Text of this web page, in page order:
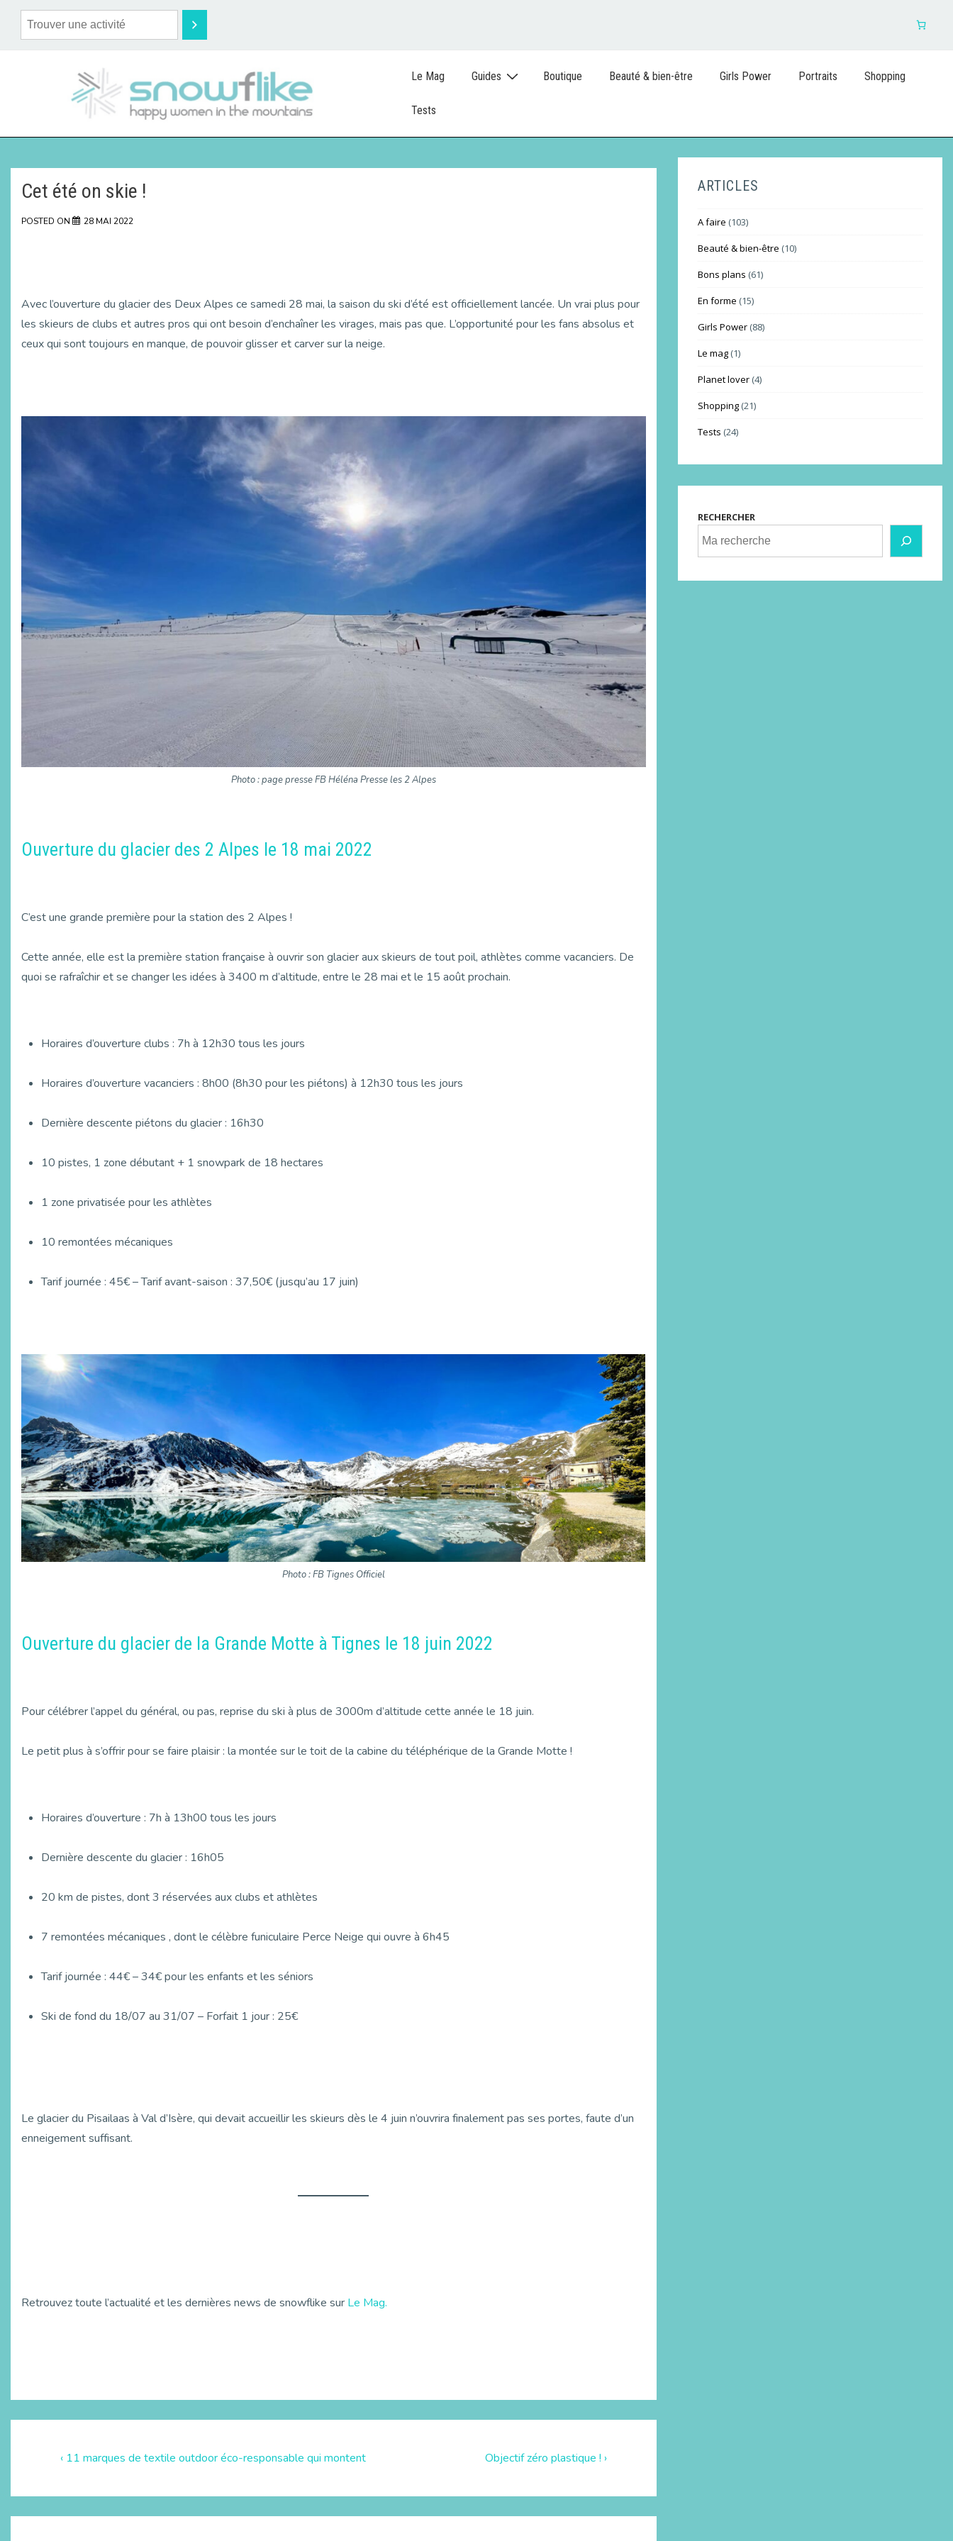
Le Mag Guides Boutique Beauté & bien-être Girls Power Portraits Shopping
Tests
Cet été on skie !
POSTED ON 28 MAI 2022
Avec l’ouverture du glacier des Deux Alpes ce samedi 28 mai, la saison du ski d’été est officiellement lancée. Un vrai plus pour
les skieurs de clubs et autres pros qui ont besoin d’enchaîner les virages, mais pas que. L’opportunité pour les fans absolus et
ceux qui sont toujours en manque, de pouvoir glisser et carver sur la neige.
Photo : page presse FB Héléna Presse les 2 Alpes
Ouverture du glacier des 2 Alpes le 18 mai 2022
C’est une grande première pour la station des 2 Alpes !
Cette année, elle est la première station française à ouvrir son glacier aux skieurs de tout poil, athlètes comme vacanciers. De
quoi se rafraîchir et se changer les idées à 3400 m d’altitude, entre le 28 mai et le 15 août prochain.
Horaires d’ouverture clubs : 7h à 12h30 tous les jours
Horaires d’ouverture vacanciers : 8h00 (8h30 pour les piétons) à 12h30 tous les jours
Dernière descente piétons du glacier : 16h30
10 pistes, 1 zone débutant + 1 snowpark de 18 hectares
1 zone privatisée pour les athlètes
10 remontées mécaniques
Tarif journée : 45€ – Tarif avant-saison : 37,50€ (jusqu’au 17 juin)
Photo : FB Tignes Officiel
Ouverture du glacier de la Grande Motte à Tignes le 18 juin 2022
Pour célébrer l’appel du général, ou pas, reprise du ski à plus de 3000m d’altitude cette année le 18 juin.
Le petit plus à s’offrir pour se faire plaisir : la montée sur le toit de la cabine du téléphérique de la Grande Motte !
Horaires d’ouverture : 7h à 13h00 tous les jours
Dernière descente du glacier : 16h05
20 km de pistes, dont 3 réservées aux clubs et athlètes
7 remontées mécaniques , dont le célèbre funiculaire Perce Neige qui ouvre à 6h45
Tarif journée : 44€ – 34€ pour les enfants et les séniors
Ski de fond du 18/07 au 31/07 – Forfait 1 jour : 25€
Le glacier du Pisailaas à Val d’Isère, qui devait accueillir les skieurs dès le 4 juin n’ouvrira finalement pas ses portes, faute d’un
enneigement suffisant.
Retrouvez toute l’actualité et les dernières news de snowflike sur Le Mag.
‹ 11 marques de textile outdoor éco-responsable qui montent Objectif zéro plastique ! ›
ARTICLES
A faire (103)
Beauté & bien-être (10)
Bons plans (61)
En forme (15)
Girls Power(88)
Le mag(1)
Planet lover(4)
Shopping(21)
Tests (24)
RECHERCHER